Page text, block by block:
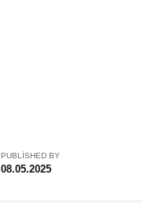
PUBLISHED BY
08.05.2025